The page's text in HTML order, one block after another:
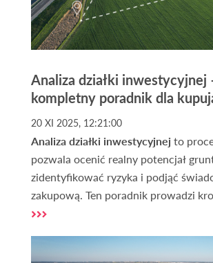
Analiza działki inwestycyjnej
kompletny poradnik dla
20 XI 2025, 12:21:00
Analiza działki inwestycyjnej to
pozwala ocenić realny potencjał
zidentyfikować ryzyka i podjąć
zakupową. Ten poradnik prowadzi
przez najważniejsze aspekty
oraz informacje, gdzie i jak zdobywać